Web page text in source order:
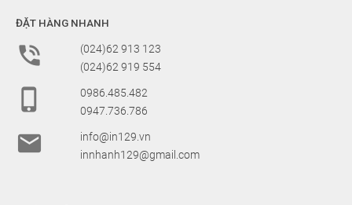
ĐẶT HÀNG NHANH

(024)62 913 123
(024)62 919 554

0986.485.482
0947.736.786

info@in129.vn
innhanh129@gmail.com